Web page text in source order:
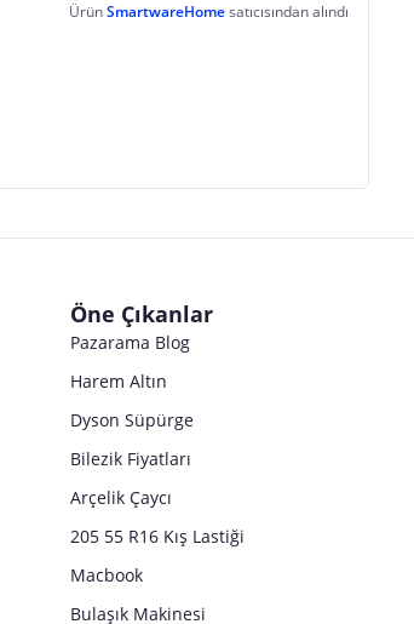
ÜrünSmartwareHomesatıcısından alındı
Öne Çıkanlar
Pazarama Blog
Harem Altın
Dyson Süpürge
Bilezik Fiyatları
Arçelik Çaycı
205 55 R16 Kış Lastiği
Macbook
Bulaşık Makinesi